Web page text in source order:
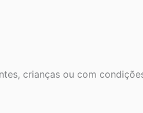
crianças ou com